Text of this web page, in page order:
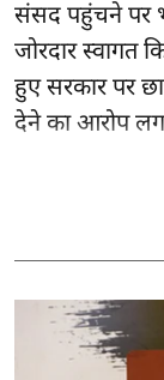
संसद पहुंचने पर
जोरदार स्वागत
हुए सरकार पर
देने का आरोप